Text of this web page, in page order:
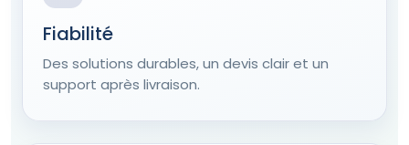
Fiabilité
Des solutions durables, un devis clair et un
support après livraison.